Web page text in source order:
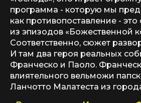
программа - которую мы
как противопоставление - это
из эпизодов «Божественной
Соответственно, сюжет
И там два героя реальных
Франческо и Паоло.
влиятельного вельможи
Ланчотто Малатеста из